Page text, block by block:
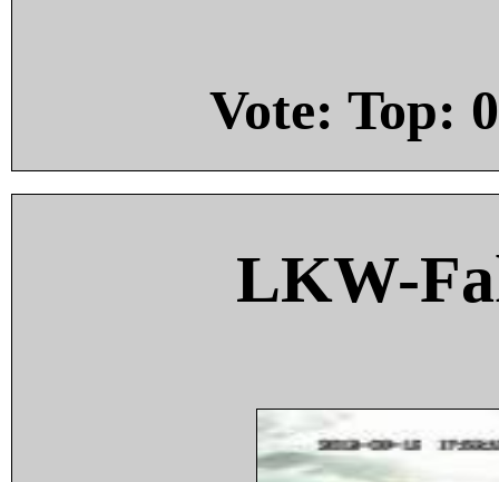
Vote: Top: 0
LKW-